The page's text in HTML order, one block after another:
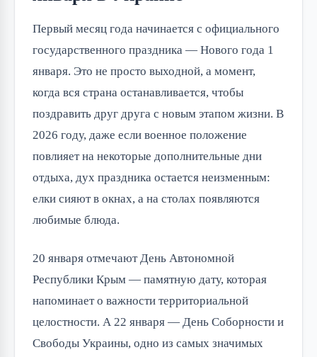
Первый месяц года начинается с официального
государственного праздника — Нового года 1
января. Это не просто выходной, а момент,
когда вся страна останавливается, чтобы
поздравить друг друга с новым этапом жизни. В
2026 году, даже если военное положение
повлияет на некоторые дополнительные дни
отдыха, дух праздника остается неизменным:
елки сияют в окнах, а на столах появляются
любимые блюда.
20 января отмечают День Автономной
Республики Крым — памятную дату, которая
напоминает о важности территориальной
целостности. А 22 января — День Соборности и
Свободы Украины, одно из самых значимых